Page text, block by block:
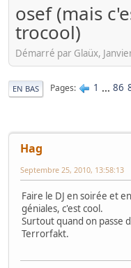
osef (mais
trocool)
Démarré par Glaüx,
EN BAS Pages 1 ... 86
Hag
Septembre 25, 2010, 13:58:13
Faire le DJ en soirée et
géniales, c'est cool.
Surtout quand on passe
Terrorfakt.